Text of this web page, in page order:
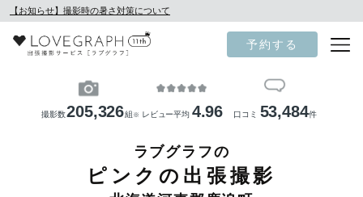
【お知らせ】撮影時の暑さ対策について
予約する
撮影数205,326組 ※ レビュー平均 4.96 口コミ 53,484件
ラブグラフの
ピンクの出張撮影